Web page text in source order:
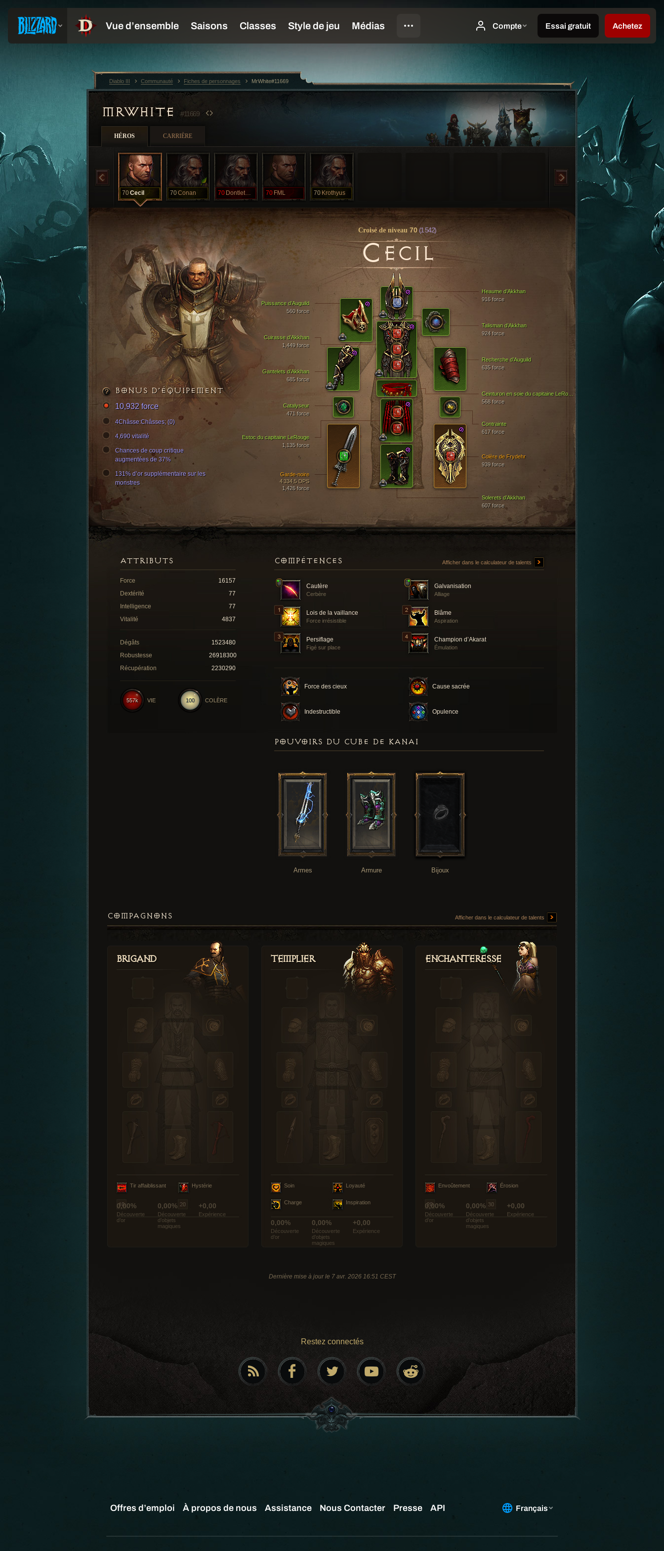
MRWHITE #11669
HÉROS CARRIÈRE
70Cecil 70Conan 70 Dontletmedie 70 FML 70 Krothyus
Croisé de niveau 70(1 542)
CECIL
Heaume d’Akkhan
916 force
Cuirasse d’Akkhan
1,449 force
Solerets d’Akkhan
607 force
Gantelets d’Akkhan
685 force
Puissance d’Auguild
560 force
Estoc du capitaine LeRouge
1,135 force
Recherche d’Auguild
635 force
Garde-noire
4 334,5 DPS
1,426 force
Colère de Frydehr
939 force
Ceinturon en soie du capitaine LeRouge
568 force
Contrainte
617 force
Catalyseur
471 force
Talisman d’Akkhan
924 force
BONUS D’ÉQUIPEMENT
10,932 force
4Châsse:Châsses; (0)
4,690 vitalité
Chances de coup critique
augmentées de 37%
131% d’or supplémentaire sur les
monstres
COMPÉTENCES Afficher dans le calculateur de talents
Cautère
Cerbère
Galvanisation
Alliage
Lois de la vaillance
Force irrésistible
Blâme
Aspiration
Persiflage
Figé sur place
Champion d’Akarat
Émulation
Force des cieux Cause sacrée
Indestructible Opulence
ATTRIBUTS
Force
16157
Dextérité
77
Intelligence
77
Vitalité
4837
Dégâts
1523480
Robustesse
26918300
Récupération
2230290
100 COLÈRE
557k VIE
POUVOIRS DU CUBE DE KANAI
Armes Armure Bijoux
COMPAGNONS Afficher dans le calculateur de talents
Brigand
Tir affaiblissant Hystérie
0,00%
Découverte
d’or
0,00%
Découverte
d’objets
magiques
+0,00
Expérience
Templier
Soin Loyauté
Charge Inspiration
0,00%
Découverte
d’or
0,00%
Découverte
d’objets
magiques
+0,00
Expérience
Enchanteresse
Envoûtement Érosion
0,00%
Découverte
d’or
0,00%
Découverte
d’objets
magiques
+0,00
Expérience
Dernière mise à jour le 7 avr. 2026 16:51 CEST
Restez connectés
Diablo III Communauté Fiches de personnages MrWhite#11669